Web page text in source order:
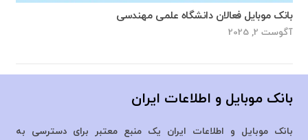
بانک موبایل فعالان دانشگاه علمی مهندسی
آگوست 2, 2025
بانک موبایل و اطلاعات ایران
بانک موبایل و اطلاعات ایران یک منبع معتبر برای دسترسی به